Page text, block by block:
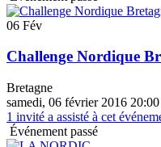
06 Fév
Challenge Nordique
Bretagne
samedi, 06 février 2016
1 invité a assisté à cet
Événement passé